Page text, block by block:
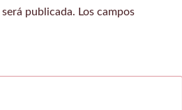
publicada. Los campos